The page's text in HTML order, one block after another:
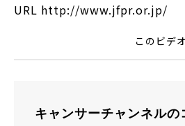
URL http://www.jfpr.or.jp/
このビデ
キャンサーチャンネルの